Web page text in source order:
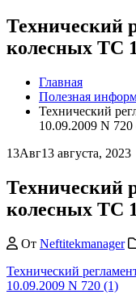
Технический
колесных ТС
Главная
Полезная
Технический
10.09.2009 N 720
13Авг13 августа, 2023
Технический
колесных ТС
От Neftitekmanager
Технический
10.09.2009 N 720 (1)